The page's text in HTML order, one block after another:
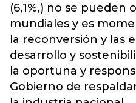
(6,1%,) no se pueden
mundiales y es
la reconversión y las
desarrollo y
la oportuna y
Gobierno de